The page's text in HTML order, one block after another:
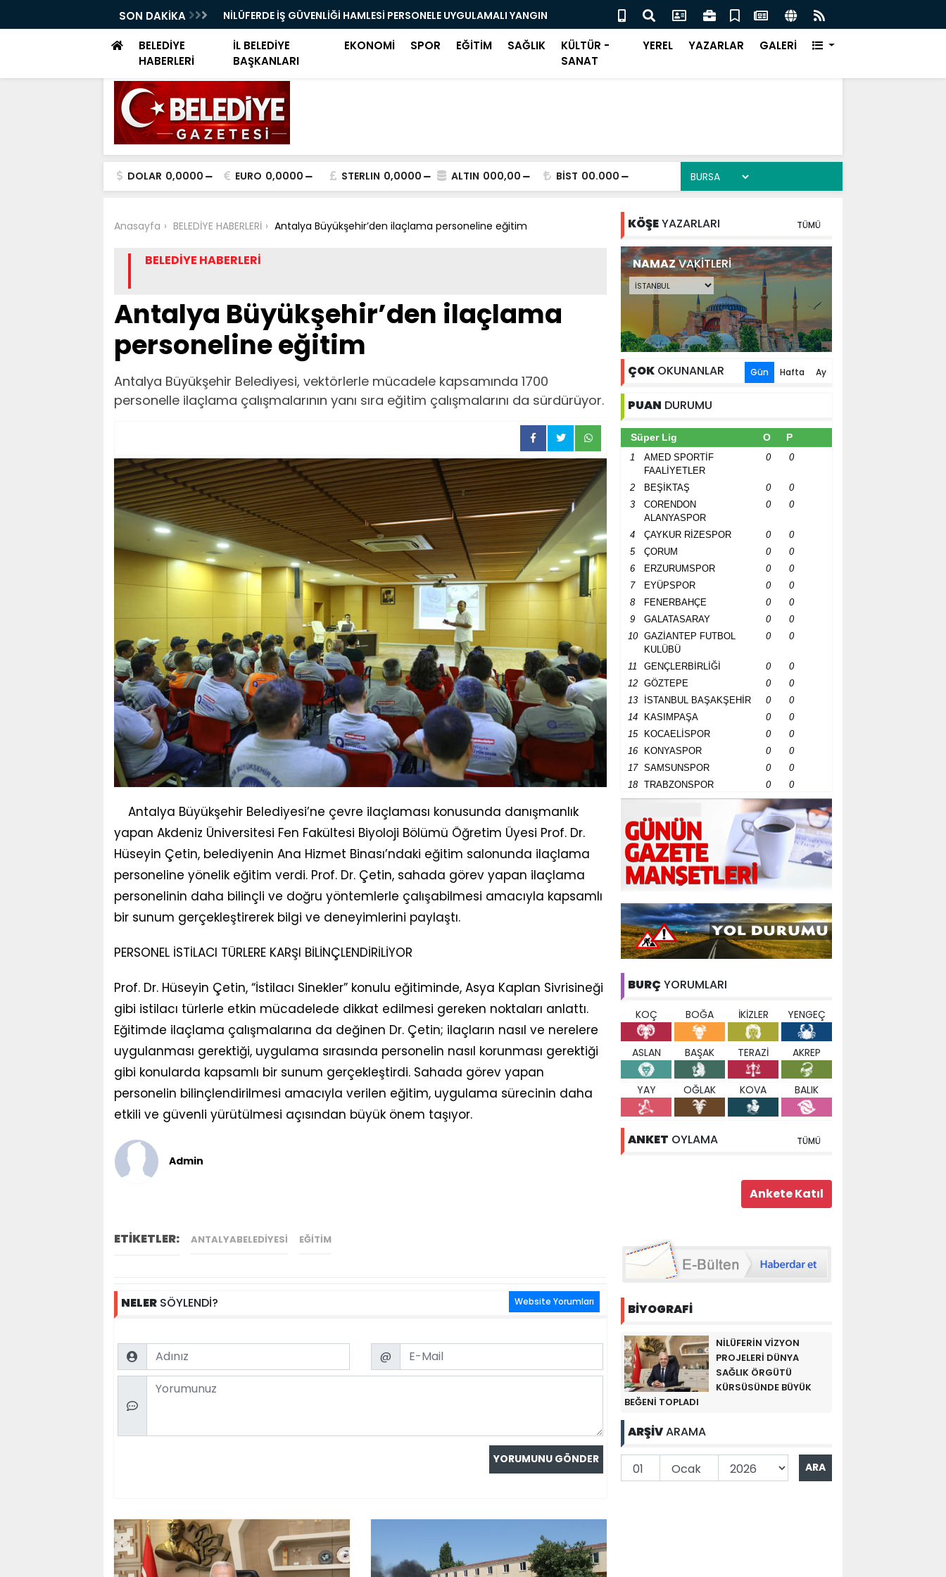
SON DAKİKA
DÜNYA SAĞLIK ÖRGÜTÜ KÜRSÜSÜNDE
NİLÜFERDE İŞ GÜVENLİĞİ HAMLESİ PERSONELE UYGULAMALI YANGIN
EĞİTİMİ
OSMANGAZİDE DEV ADIM ON DÖRT NOKTADA BÜYÜK DÖNÜŞÜM
BAŞLADI
BELEDİYE
HABERLERİ
İL BELEDİYE
BAŞKANLARI
EKONOMİ SPOR EĞİTİM SAĞLIK
KÜLTÜR -
SANAT
YEREL YAZARLAR GALERİ
DOLAR 0,0000 EURO 0,0000 STERLIN 0,0000 ALTIN 000,00 BİST 00.000
Anasayfa BELEDİYE HABERLERİ Antalya Büyükşehir’den ilaçlama personeline eğitim
BELEDİYE HABERLERİ
Antalya Büyükşehir’den ilaçlama
personeline eğitim
Antalya Büyükşehir Belediyesi, vektörlerle mücadele kapsamında 1700
personelle ilaçlama çalışmalarının yanı sıra eğitim çalışmalarını da sürdürüyor.
Antalya Büyükşehir Belediyesi’ne çevre ilaçlaması konusunda danışmanlık
yapan Akdeniz Üniversitesi Fen Fakültesi Biyoloji Bölümü Öğretim Üyesi Prof. Dr.
Hüseyin Çetin, belediyenin Ana Hizmet Binası’ndaki eğitim salonunda ilaçlama
personeline yönelik eğitim verdi. Prof. Dr. Çetin, sahada görev yapan ilaçlama
personelinin daha bilinçli ve doğru yöntemlerle çalışabilmesi amacıyla kapsamlı
bir sunum gerçekleştirerek bilgi ve deneyimlerini paylaştı.
PERSONEL İSTİLACI TÜRLERE KARŞI BİLİNÇLENDİRİLİYOR
Prof. Dr. Hüseyin Çetin, “İstilacı Sinekler” konulu eğitiminde, Asya Kaplan Sivrisineği
gibi istilacı türlerle etkin mücadelede dikkat edilmesi gereken noktaları anlattı.
Eğitimde ilaçlama çalışmalarına da değinen Dr. Çetin; ilaçların nasıl ve nerelere
uygulanması gerektiği, uygulama sırasında personelin nasıl korunması gerektiği
gibi konularda kapsamlı bir sunum gerçekleştirdi. Sahada görev yapan
personelin bilinçlendirilmesi amacıyla verilen eğitim, uygulama sürecinin daha
etkili ve güvenli yürütülmesi açısından büyük önem taşıyor.
Admin
ETİKETLER: ANTALYABELEDIYESI EĞITIM
NELER SÖYLENDİ? Website Yorumları
Name Email
@
Comment
KÖŞEYAZARLARI TÜMÜ
NAMAZVAKİTLERİ
ÇOK OKUNANLAR Gün Hafta Ay
PUAN DURUMU
Süper Lig O P
1
AMED SPORTİF
FAALİYETLER
0 0
2 BEŞİKTAŞ 0
0
3
CORENDON
ALANYASPOR
0 0
4 ÇAYKUR RİZESPOR 0
0
5
ÇORUM 0
0
6
ERZURUMSPOR 0
0
7
EYÜPSPOR 0
0
8
FENERBAHÇE 0
0
9
GALATASARAY 0
0
10
GAZİANTEP FUTBOL
KULÜBÜ
0 0
11 GENÇLERBİRLİĞİ 0
0
12
GÖZTEPE 0
0
13
İSTANBUL BAŞAKŞEHİR 0
0
14
KASIMPAŞA 0
0
15
KOCAELİSPOR 0
0
16
KONYASPOR 0
0
17
SAMSUNSPOR 0
0
18
TRABZONSPOR 0 0
BURÇ YORUMLARI
KOÇ BOĞA İKİZLER YENGEÇ
ASLAN BAŞAK TERAZİ AKREP
YAY OĞLAK KOVA BALIK
ANKET OYLAMA TÜMÜ
BİYOGRAFİ
NİLÜFERİN VİZYON
PROJELERİ DÜNYA
SAĞLIK ÖRGÜTÜ
KÜRSÜSÜNDE BÜYÜK
BEĞENİ TOPLADI
ARŞİVARAMA